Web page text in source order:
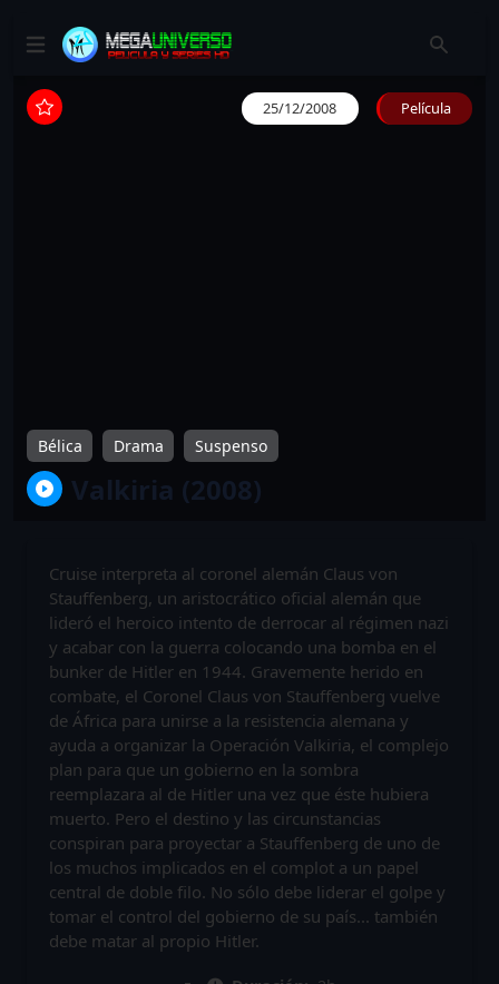
25/12/2008 Película
Bélica Drama Suspenso
Valkiria (2008)
Cruise interpreta al coronel alemán Claus von
Stauffenberg, un aristocrático oficial alemán que
lideró el heroico intento de derrocar al régimen nazi
y acabar con la guerra colocando una bomba en el
bunker de Hitler en 1944. Gravemente herido en
combate, el Coronel Claus von Stauffenberg vuelve
de África para unirse a la resistencia alemana y
ayuda a organizar la Operación Valkiria, el complejo
plan para que un gobierno en la sombra
reemplazara al de Hitler una vez que éste hubiera
muerto. Pero el destino y las circunstancias
conspiran para proyectar a Stauffenberg de uno de
los muchos implicados en el complot a un papel
central de doble filo. No sólo debe liderar el golpe y
tomar el control del gobierno de su país... también
debe matar al propio Hitler.